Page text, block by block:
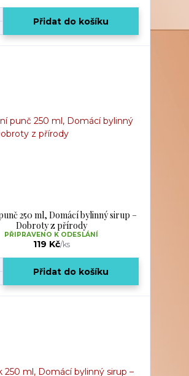
Přidat do košíku
250 ml, Domácí bylinný sirup –
Dobroty z přírody
119 Kč/ks
PŘIPRAVENO K ODESLÁNÍ
Přidat do košíku